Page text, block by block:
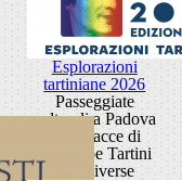
Esplorazioni
tartiniane 2026
Passeggiate
culturali a Padova
sulle tracce di
Giuseppe Tartini
sedi diverse